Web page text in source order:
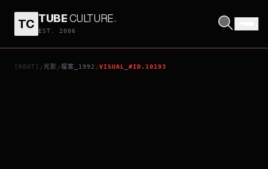
TC TUBECULTURE.
EST. 2006
[ROOT] /光影 /檔案_1992 /VISUAL_#ID.10193
草莽英雌